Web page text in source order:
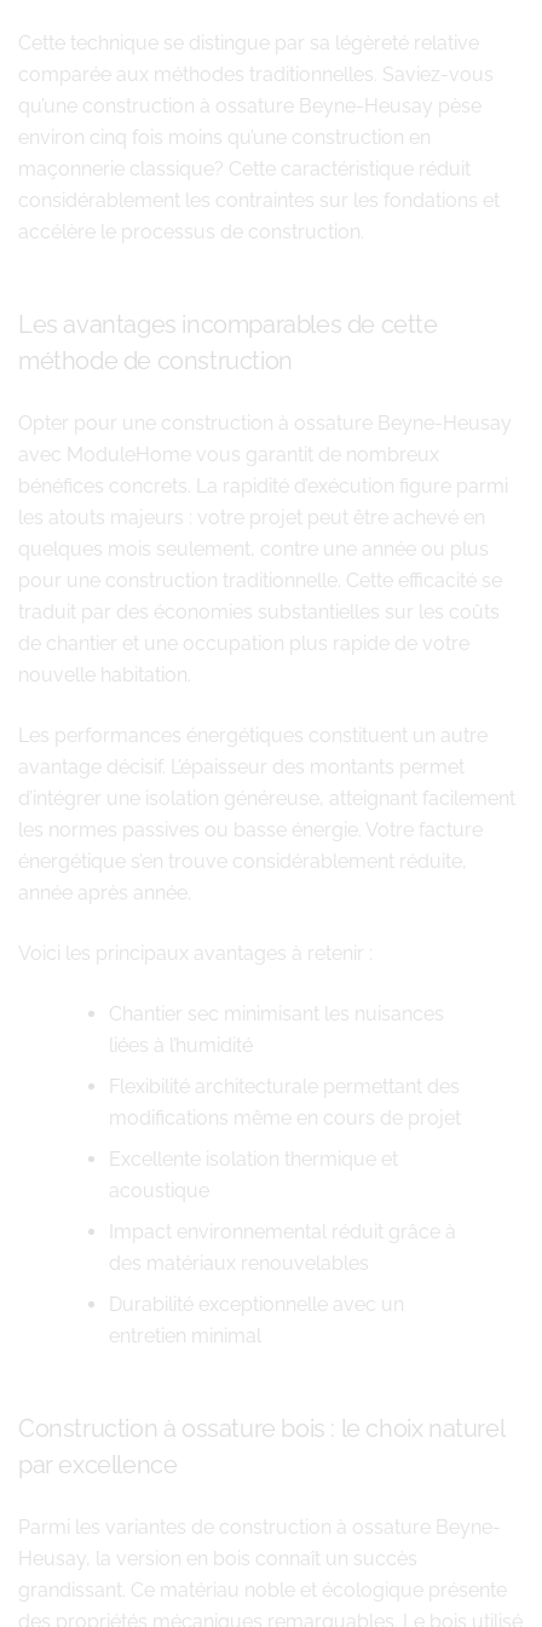
Cette technique se distingue par sa légèreté relative
comparée aux méthodes traditionnelles. Saviez-vous
qu’une construction à ossature Beyne-Heusay pèse
environ cinq fois moins qu’une construction en
maçonnerie classique? Cette caractéristique réduit
considérablement les contraintes sur les fondations et
accélère le processus de construction.
Les avantages incomparables de cette
méthode de construction
Opter pour une construction à ossature Beyne-Heusay
avec ModuleHome vous garantit de nombreux
bénéfices concrets. La rapidité d’exécution figure parmi
les atouts majeurs : votre projet peut être achevé en
quelques mois seulement, contre une année ou plus
pour une construction traditionnelle. Cette efficacité se
traduit par des économies substantielles sur les coûts
de chantier et une occupation plus rapide de votre
nouvelle habitation.
Les performances énergétiques constituent un autre
avantage décisif. L’épaisseur des montants permet
d’intégrer une isolation généreuse, atteignant facilement
les normes passives ou basse énergie. Votre facture
énergétique s’en trouve considérablement réduite,
année après année.
Voici les principaux avantages à retenir :
Chantier sec minimisant les nuisances
liées à l’humidité
Flexibilité architecturale permettant des
modifications même en cours de projet
Excellente isolation thermique et
acoustique
Impact environnemental réduit grâce à
des matériaux renouvelables
Durabilité exceptionnelle avec un
entretien minimal
Construction à ossature bois : le choix naturel
par excellence
Parmi les variantes de construction à ossature Beyne-
Heusay, la version en bois connaît un succès
grandissant. Ce matériau noble et écologique présente
des propriétés mécaniques remarquables. Le bois utilisé